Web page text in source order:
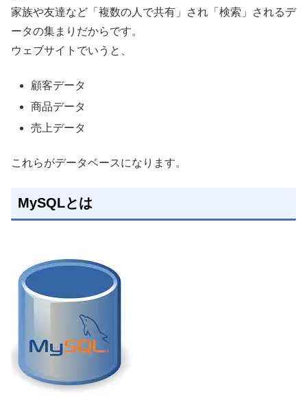
家族や友達など「複数の人で共有」され「検索」されるデ
ータの集まりだからです。
ウェブサイトでいうと、
顧客データ
商品データ
売上データ
これらがデータベースになります。
MySQLとは